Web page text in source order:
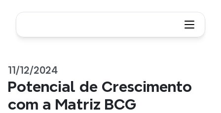
11/12/2024
Potencial de Crescimento
com a Matriz BCG